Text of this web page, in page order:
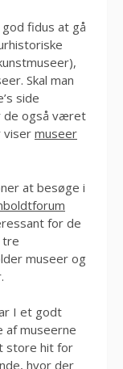
fidus at gå
Skal man
side
de også været
viser museer
at besøge i
for de
tre
museer og
I et godt
af museerne
store hit for
, hvor der